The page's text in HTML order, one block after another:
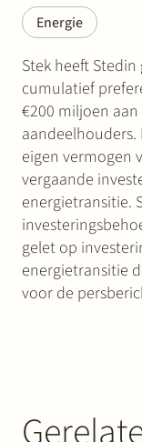
Energie
Stek heeft
cumulatief
€200 miljoen
eigen vermogen
vergaande
energietransitie.
gelet op
energietransitie
voor de